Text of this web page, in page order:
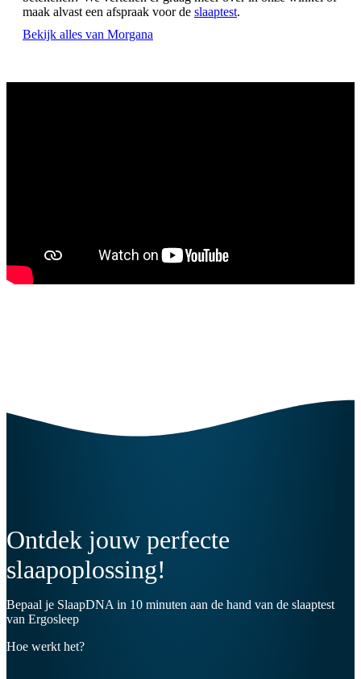
maak alvast een afspraak voor de slaaptest.
Bekijk alles van Morgana
Ontdek jouw perfecte
slaapoplossing!
Bepaal je SlaapDNA in 10 minuten aan de hand van de slaaptest
van Ergosleep
Hoe werkt het?